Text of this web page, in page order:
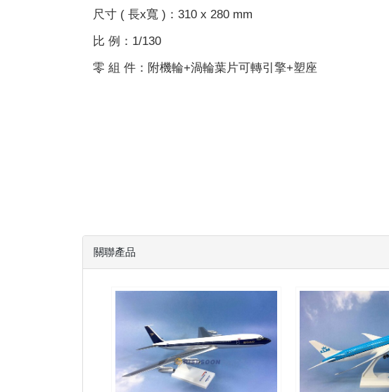
尺寸 ( 長x寬 )：310 x 280 mm
比 例：1/130
零 組 件：附機輪+渦輪葉片可轉引擎+塑座
關聯產品
BAW15B707P01 KLM20B789P01